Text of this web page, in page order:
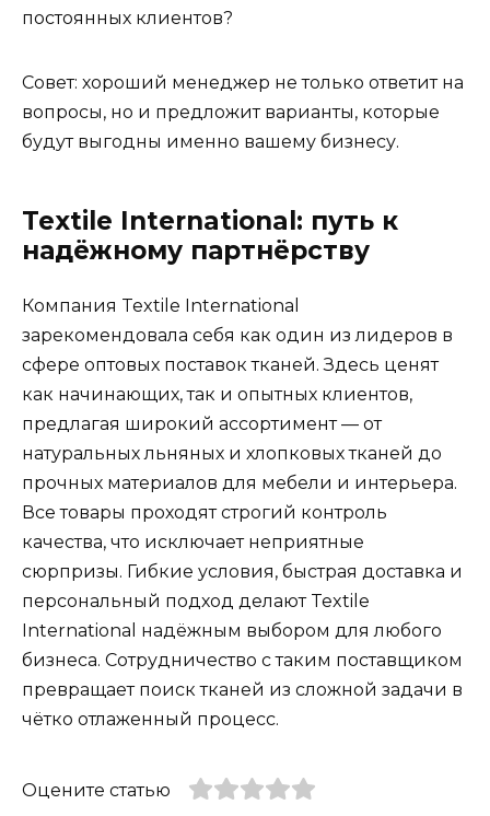
постоянных клиентов?
Совет: хороший менеджер не только ответит на
вопросы, но и предложит варианты, которые
будут выгодны именно вашему бизнесу.
Textile International: путь к
надёжному партнёрству
Компания Textile International
зарекомендовала себя как один из лидеров в
сфере оптовых поставок тканей. Здесь ценят
как начинающих, так и опытных клиентов,
предлагая широкий ассортимент — от
натуральных льняных и хлопковых тканей до
прочных материалов для мебели и интерьера.
Все товары проходят строгий контроль
качества, что исключает неприятные
сюрпризы. Гибкие условия, быстрая доставка и
персональный подход делают Textile
International надёжным выбором для любого
бизнеса. Сотрудничество с таким поставщиком
превращает поиск тканей из сложной задачи в
чётко отлаженный процесс.
Оцените статью